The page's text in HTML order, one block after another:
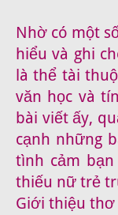
Nhờ có một
hiểu và ghi
là thể tài
văn học và
bài viết ấy,
cạnh những
tình cảm bạn
thiếu nữ trẻ
Giới thiệu thơ